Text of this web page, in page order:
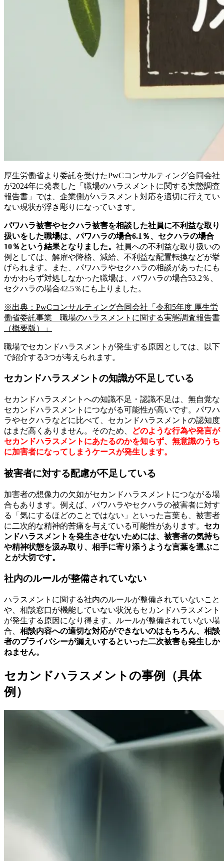
厚生労働省より委託を受けたPwCコンサルティング合同会社
が2024年に発表した「職場のハラスメントに関する実態調査
報告書」では、企業側がハラスメント対応を適切に行えてい
ない現状が浮き彫りになっています。
パワハラ被害やセクハラ被害を相談した社員に不利益な取り
扱いをした職場は、パワハラの場合6.1％、セクハラの場合
10％という結果となりました。 社員への不利益な取り扱いの
例としては、解雇や降格、減給、不利益な配置転換などが挙
げられます。また、パワハラやセクハラの相談があったにも
かかわらず対処しなかった職場は、パワハラの場合53.2％、
セクハラの場合42.5％にも上りました。
※出典：PwCコンサルティング合同会社「令和5年度 厚生労
働省委託事業 職場のハラスメントに関する実態調査報告書
（概要版）」
職場でセカンドハラスメントが発生する原因としては、以下
で紹介する3つが考えられます。
セカンドハラスメントの知識が不足している
セカンドハラスメントへの知識不足・認識不足は、無自覚な
セカンドハラスメントにつながる可能性が高いです。パワハ
ラやセクハラなどに比べて、セカンドハラスメントの認知度
はまだ高くありません。そのため、
どのような行為や発言が
セカンドハラスメントにあたるのかを知らず、無意識のうち
に加害者になってしまうケースが発生します。
被害者に対する配慮が不足している
加害者の想像力の欠如がセカンドハラスメントにつながる場
合もあります。例えば、パワハラやセクハラの被害者に対す
る「気にするほどのことではない」といった言葉も、被害者
に二次的な精神的苦痛を与えている可能性があります。 セカ
ンドハラスメントを発生させないためには、被害者の気持ち
や精神状態を汲み取り、相手に寄り添うような言葉を選ぶこ
とが大切です。
社内のルールが整備されていない
ハラスメントに関する社内のルールが整備されていないこと
や、相談窓口が機能していない状況もセカンドハラスメント
が発生する原因になり得ます。ルールが整備されていない場
合、 相談内容への適切な対応ができないのはもちろん、相談
者のプライバシーが漏えいするといった二次被害も発生しか
ねません。
セカンドハラスメントの事例（具体
例）